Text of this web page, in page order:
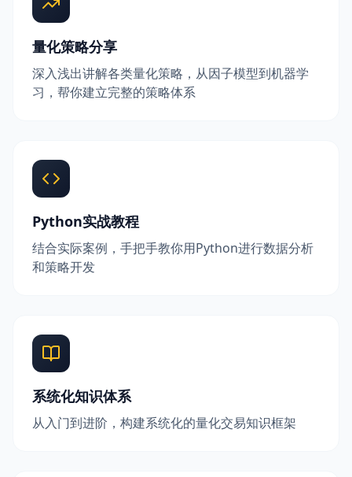
量化策略分享
深入浅出讲解各类量化策略，从因子模型到机器学
习，帮你建立完整的策略体系
Python实战教程
结合实际案例，手把手教你用Python进行数据分析
和策略开发
系统化知识体系
从入门到进阶，构建系统化的量化交易知识框架